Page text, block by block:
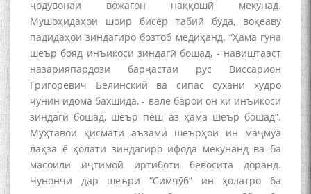
ҷодувонаи вожагон наққошӣ мекунад.
Мушоҳидаҳои шоир бисёр табиӣ буда, воқеаву
падидаҳои зиндагиро бозтоб медиҳанд. “Ҳама гуна
шеър бояд инъикоси зиндагӣ бошад, - навиштааст
назарияпардози барҷастаи рус Виссарион
Григоревич Белинский ва сипас сухани худро
чунин идома бахшида, - вале барои он ки инъикоси
зиндагӣ бошад, шеър пеш аз ҳама шеър бошад”.
Муҳтавои қисмати аъзами шеърҳои ин маҷмӯа
лаҳза ё ҳолати зиндагиро ифода мекунанд ва ба
масоили иҷтимоӣ иртиботи бевосита доранд.
Чунончи дар шеъри “Симчӯб” ин ҳолатро ба